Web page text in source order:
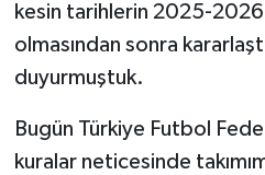
kesin tarihlerin 2025-
olmasından sonra
duyurmuştuk.
Bugün Türkiye Futbol
kuralar neticesinde